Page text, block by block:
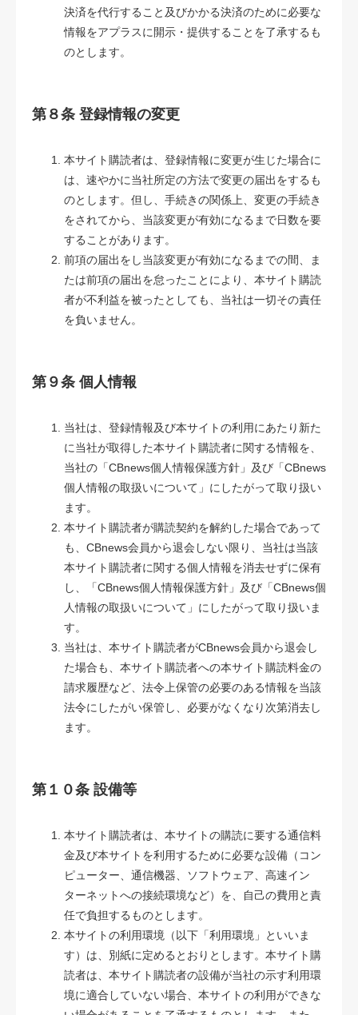
決済を代行すること及びかかる決済のために必要な
情報をアプラスに開示・提供することを了承するも
のとします。
第８条 登録情報の変更
本サイト購読者は、登録情報に変更が生じた場合に
は、速やかに当社所定の方法で変更の届出をするも
のとします。但し、手続きの関係上、変更の手続き
をされてから、当該変更が有効になるまで日数を要
することがあります。
前項の届出をし当該変更が有効になるまでの間、ま
たは前項の届出を怠ったことにより、本サイト購読
者が不利益を被ったとしても、当社は一切その責任
を負いません。
第９条 個人情報
当社は、登録情報及び本サイトの利用にあたり新た
に当社が取得した本サイト購読者に関する情報を、
当社の「CBnews個人情報保護方針」及び「CBnews
個人情報の取扱いについて」にしたがって取り扱い
ます。
本サイト購読者が購読契約を解約した場合であって
も、CBnews会員から退会しない限り、当社は当該
本サイト購読者に関する個人情報を消去せずに保有
し、「CBnews個人情報保護方針」及び「CBnews個
人情報の取扱いについて」にしたがって取り扱いま
す。
当社は、本サイト購読者がCBnews会員から退会し
た場合も、本サイト購読者への本サイト購読料金の
請求履歴など、法令上保管の必要のある情報を当該
法令にしたがい保管し、必要がなくなり次第消去し
ます。
第１０条 設備等
本サイト購読者は、本サイトの購読に要する通信料
金及び本サイトを利用するために必要な設備（コン
ピューター、通信機器、ソフトウェア、高速イン
ターネットへの接続環境など）を、自己の費用と責
任で負担するものとします。
本サイトの利用環境（以下「利用環境」といいま
す）は、別紙に定めるとおりとします。本サイト購
読者は、本サイト購読者の設備が当社の示す利用環
境に適合していない場合、本サイトの利用ができな